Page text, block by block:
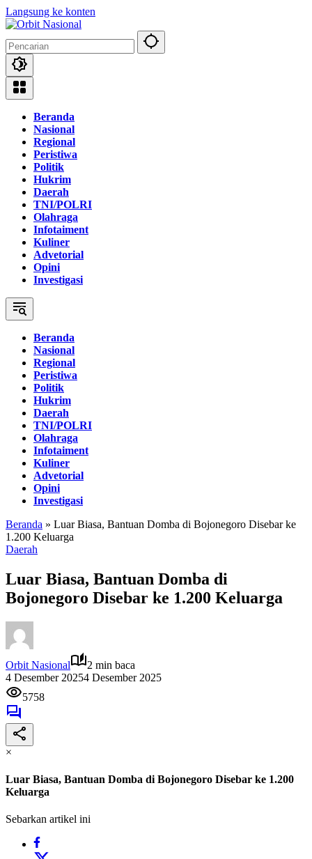
Langsung ke konten
Beranda
Nasional
Regional
Peristiwa
Politik
Hukrim
Daerah
TNI/POLRI
Olahraga
Infotaiment
Kuliner
Advetorial
Opini
Investigasi
Beranda
Nasional
Regional
Peristiwa
Politik
Hukrim
Daerah
TNI/POLRI
Olahraga
Infotaiment
Kuliner
Advetorial
Opini
Investigasi
Beranda » Luar Biasa, Bantuan Domba di Bojonegoro Disebar ke
1.200 Keluarga
Daerah
Luar Biasa, Bantuan Domba di
Bojonegoro Disebar ke 1.200 Keluarga
Orbit Nasional
2 min baca
4 Desember 20254 Desember 2025
5758
×
Luar Biasa, Bantuan Domba di Bojonegoro Disebar ke 1.200
Keluarga
Sebarkan artikel ini